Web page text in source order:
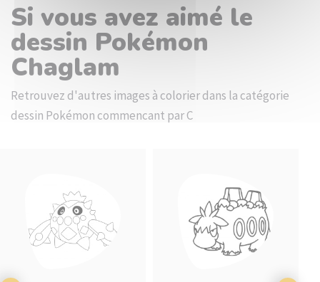
Si vous avez aimé le
dessin Pokémon
Chaglam
Retrouvez d'autres images à colorier dans la catégorie
dessin Pokémon commencant par C